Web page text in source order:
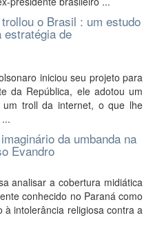
o Brasil : um estudo
estratégia de
iniciou seu projeto para
da República, ele adotou um
troll da internet, o que lhe
da umbanda na
Evandro
analisar a cobertura midiática
conhecido no Paraná como
intolerância religiosa contra a